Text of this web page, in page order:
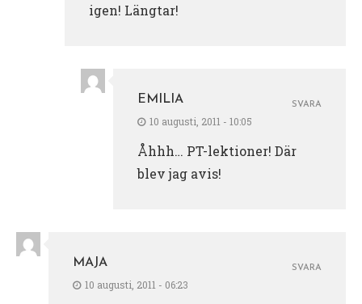
igen! Längtar!
EMILIA
10 augusti, 2011 - 10:05
Åhhh… PT-lektioner! Där
blev jag avis!
SVARA
MAJA
10 augusti, 2011 - 06:23
SVARA